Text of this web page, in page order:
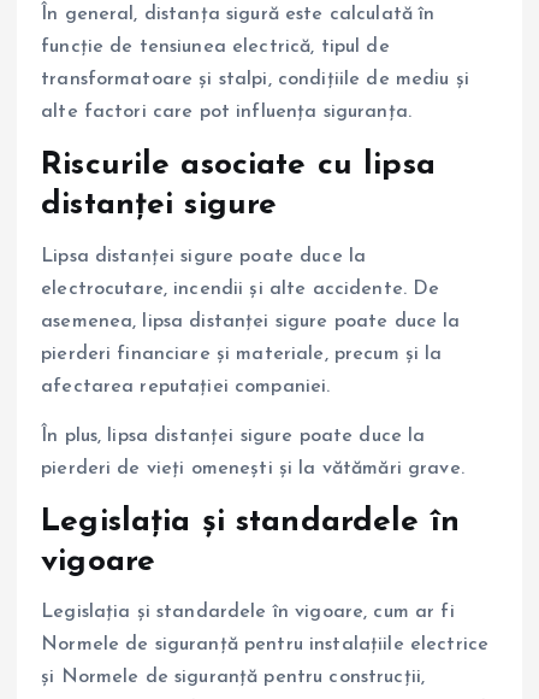
În general, distanța sigură este calculată în
funcție de tensiunea electrică, tipul de
transformatoare și stalpi, condițiile de mediu și
alte factori care pot influența siguranța.
Riscurile asociate cu lipsa
distanței sigure
Lipsa distanței sigure poate duce la
electrocutare, incendii și alte accidente. De
asemenea, lipsa distanței sigure poate duce la
pierderi financiare și materiale, precum și la
afectarea reputației companiei.
În plus, lipsa distanței sigure poate duce la
pierderi de vieți omenești și la vătămări grave.
Legislația și standardele în
vigoare
Legislația și standardele în vigoare, cum ar fi
Normele de siguranță pentru instalațiile electrice
și Normele de siguranță pentru construcții,